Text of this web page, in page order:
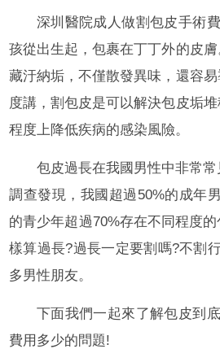
深圳醫院成人做割包皮手術
孩從出生起，包裹在丁丁外的皮
藏汙納垢，不僅散發異味，還容
度講，割包皮是可以解決包皮垢
程度上降低疾病的感染風險。
包皮過長在我國男性中非常
調查發現，我國超過50%的成年
的青少年超過70%存在不同程度
樣算過長?過長一定要割嗎?不割
多男性朋友。
下面我們一起來了解包皮到
費用多少的問題!